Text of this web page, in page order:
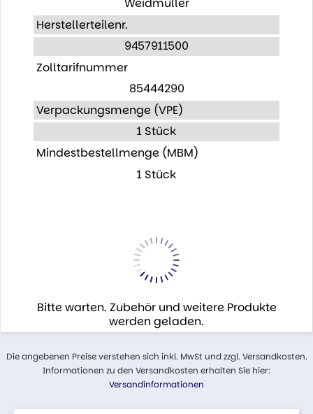
Weidmüller
Herstellerteilenr.
9457911500
Zolltarifnummer
85444290
Verpackungsmenge (VPE)
1 Stück
Mindestbestellmenge (MBM)
1 Stück
Bitte warten. Zubehör und weitere Produkte
werden geladen.
Die angebenen Preise verstehen sich inkl. MwSt und zzgl. Versandkosten.
Informationen zu den Versandkosten erhalten Sie hier:
Versandinformationen